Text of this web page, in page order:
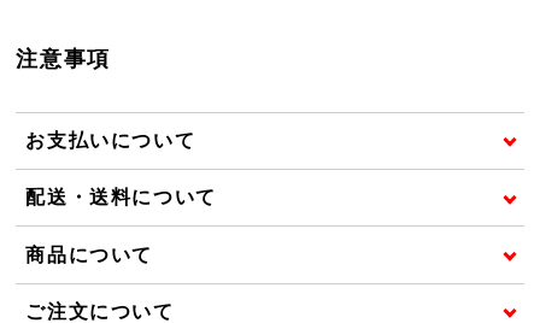
注意事項
お支払いについて
配送・送料について
商品について
ご注文について